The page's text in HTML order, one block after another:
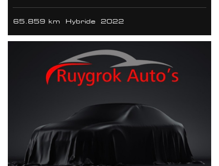
65.859 km Hybride 2022